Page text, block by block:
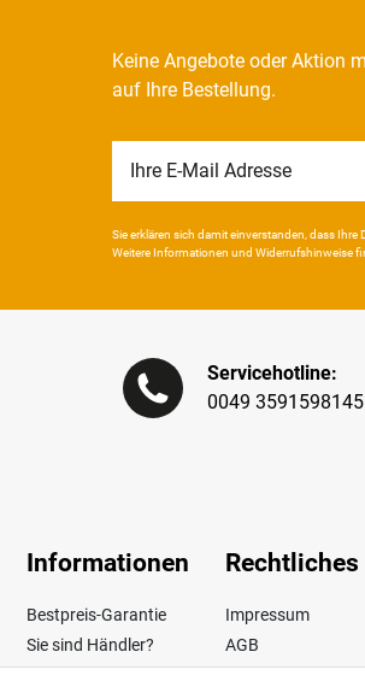
Keine Angebote oder Aktion
auf Ihre Bestellung.
Honig
Sie erklären sich damit ein­ver­standen, dass
Weitere Infor­mationen und Wider­rufshin­weise
Servicehotline:
0049 3591598145
Informationen
Bestpreis-Garantie
Sie sind Händler?
Rechtliches
Impressum
AGB